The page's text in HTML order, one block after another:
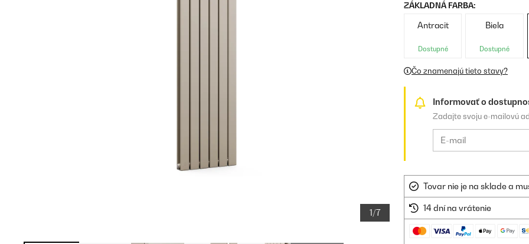
1/7
ZÁKLADNÁ FARBA:
Antracit
Dostupné
Biela
Dostupné
Čo znamenajú tieto stavy?
Informovať o
Zadajte svoju e-mailovú
Tovar nie je na sklade a
14 dní na vrátenie